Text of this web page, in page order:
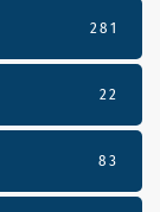
281
22
83